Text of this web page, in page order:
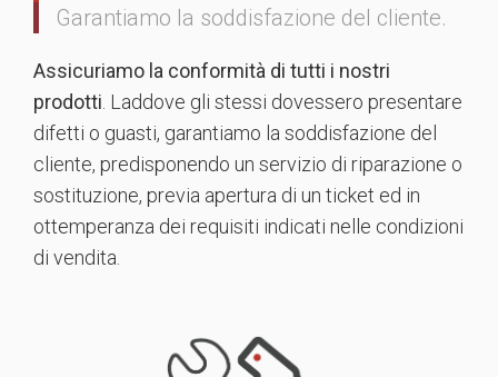
Garantiamo la soddisfazione del cliente.
Assicuriamo la conformità di tutti i nostri
prodotti. Laddove gli stessi dovessero presentare
difetti o guasti, garantiamo la soddisfazione del
cliente, predisponendo un servizio di riparazione o
sostituzione, previa apertura di un ticket ed in
ottemperanza dei requisiti indicati nelle condizioni
di vendita.